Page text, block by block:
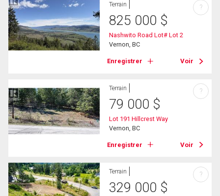
Terrain
825 000 $
Nashwito Road Lot# Lot 2
Vernon, BC
Enregistrer Voir
?
Terrain
79 000 $
Lot 191 Hillcrest Way
Vernon, BC
Enregistrer Voir
?
Terrain
329 000 $
?